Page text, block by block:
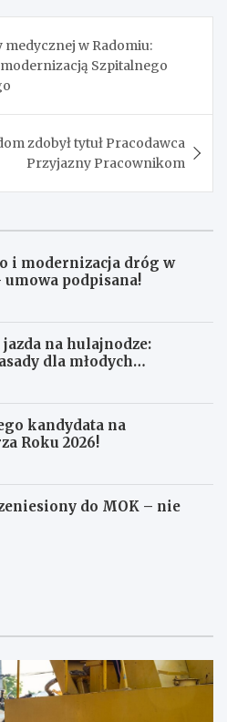
w Radomiu:
Szpitalnego
zdobył tytuł Pracodawca
Przyjazny Pracownikom
i modernizacja dróg w
umowa podpisana!
jazda na hulajnodze:
dla młodych
kandydata na
Roku 2026!
do MOK – nie